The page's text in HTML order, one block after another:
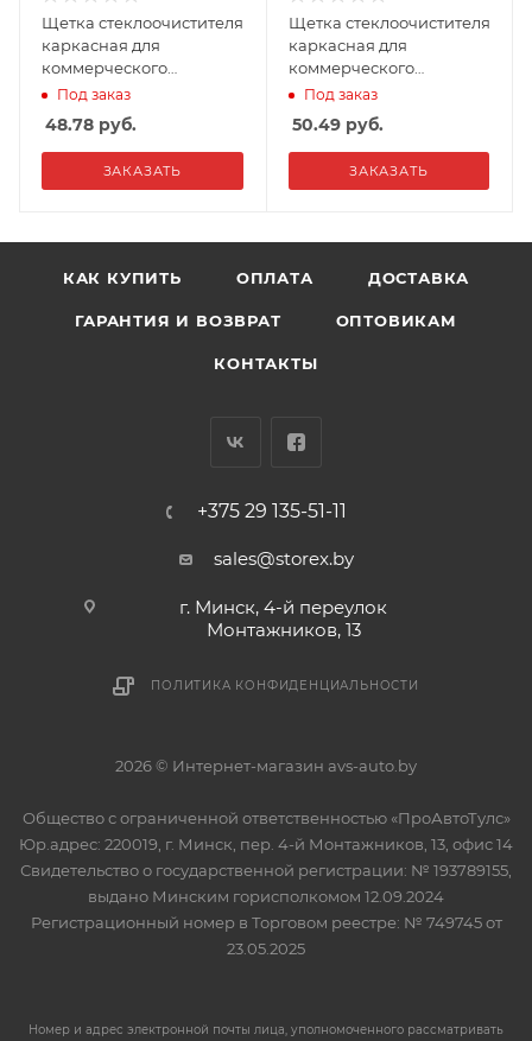
Щетка стеклоочистителя
каркасная для
коммерческого
транспорта AVS BTS-90
Под заказ
48.78 руб.
ЗАКАЗАТЬ
Щетка стеклоочистителя
каркасная для
коммерческого
транспорта AVS BTS-100
Под заказ
50.49руб.
ЗАКАЗАТЬ
КАК КУПИТЬ ОПЛАТА ДОСТАВКА
ГАРАНТИЯ И ВОЗВРАТ ОПТОВИКАМ
КОНТАКТЫ
+375 29 135-51-11
sales@storex.by
г. Минск, 4-й переулок
Монтажников, 13
ПОЛИТИКА КОНФИДЕНЦИАЛЬНОСТИ
2026 © Интернет-магазин avs-auto.by
Общество с ограниченной ответственностью «ПроАвтоТулс»
Юр.адрес: 220019, г. Минск, пер. 4-й Монтажников, 13, офис 14
Свидетельство о государственной регистрации: № 193789155,
выдано Минским горисполкомом 12.09.2024
Регистрационный номер в Торговом реестре: № 749745 от
23.05.2025
Номер и адрес электронной почты лица, уполномоченного рассматривать